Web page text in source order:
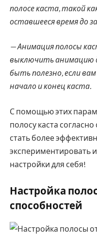
полосе каста, такой
оставшееся время до
— Анимация полосы
выключить анимацию
быть полезно, если
начало и конец каста.
С помощью этих
полосу каста
стать более
экспериментировать
настройки для себя!
Настройка
способностей